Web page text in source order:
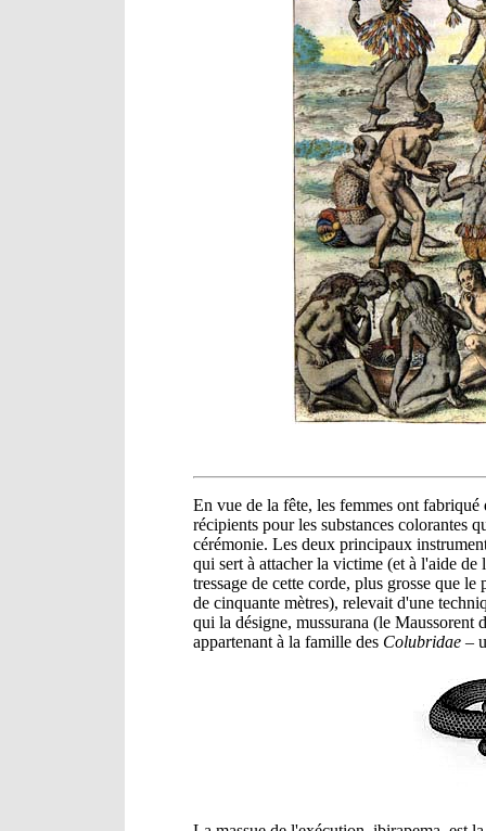
En vue de la fête, les femmes ont fabriqué
récipients pour les substances colorantes
cérémonie. Les deux principaux
qui sert à attacher la victime (et à l'aide
tressage de cette corde, plus grosse que
de cinquante mètres), relevait d'une
qui la désigne, mussurana (le Maussorent
appartenant à la famille desColubridae –